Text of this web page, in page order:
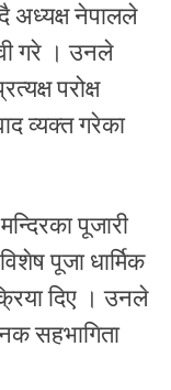
अध्यक्ष नेपालले
गरे । उनले
परोक्ष
व्यक्त गरेका
पूजारी
पूजा धार्मिक
दिए । उनले
सहभागिता